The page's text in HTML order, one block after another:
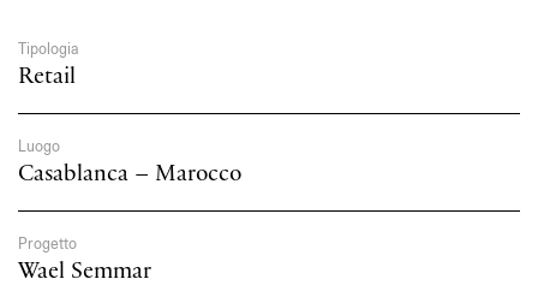
Tipologia
Retail
Luogo
Casablanca – Marocco
Progetto
Wael Semmar